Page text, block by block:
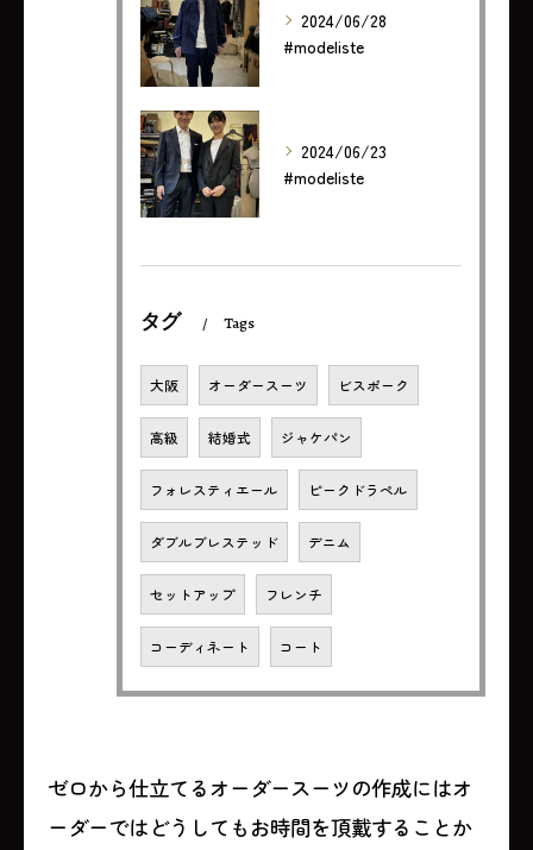
2024/06/28
#modeliste
2024/06/23
#modeliste
タグ Tags
大阪 オーダースーツ ビスポーク
高級 結婚式 ジャケパン
フォレスティエール ピークドラペル
ダブルブレステッド デニム
セットアップ フレンチ
コーディネート コート
ゼロから仕立てるオーダースーツの作成にはオ
ーダーではどうしてもお時間を頂戴することか